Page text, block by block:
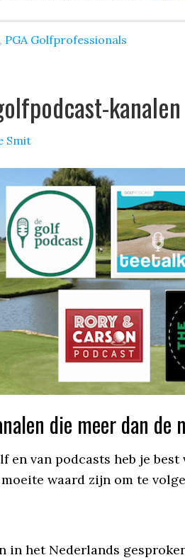
, PGA Golfprofessionals
Smit
die meer dan
en van podcasts heb je
waard zijn om te
in het Nederlands